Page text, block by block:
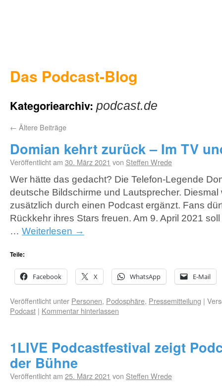
Das Podcast-Blog
Kategoriearchiv: podcast.de
← Ältere Beiträge
Domian kehrt zurück – Im TV
Veröffentlicht am 30. März 2021 von Steffen Wrede
Wer hätte das gedacht? Die Telefon-Legende
deutsche Bildschirme und Lautsprecher. Diesmal
zusätzlich durch einen Podcast ergänzt. Fans
Rückkehr ihres Stars freuen. Am 9. April 2021
… Weiterlesen →
Teile:
Facebook X WhatsApp E-Mail
Veröffentlicht unter Personen, Podosphäre, Pressemitteilung |
Podcast | Kommentar hinterlassen
1LIVE Podcastfestival zeigt
der Bühne
Veröffentlicht am 25. März 2021 von Steffen Wrede